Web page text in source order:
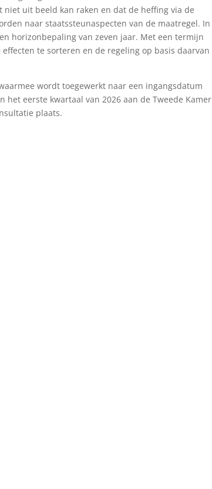
uit beeld kan raken en dat de heffing via de
naar staatssteunaspecten van de maatregel. In
horizonbepaling van zeven jaar. Met een termijn
te sorteren en de regeling op basis daarvan
wordt toegewerkt naar een ingangsdatum
eerste kwartaal van 2026 aan de Tweede Kamer
plaats.